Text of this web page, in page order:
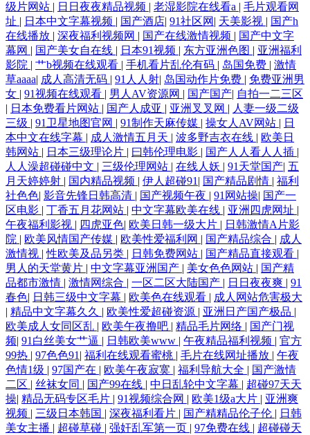
级片网站 | 日日夜夜精品视频 | 老湿影院在线看a | 毛片观看网
址 | 日本中文字幕视频 | 国产酒店| 91社区网 | 天美影视 | 国产h
在线播放 | 深夜福利视频网 | 国产在线激情视频 | 国产中文字
幕网 | 国产美女自在线 | 日本91视频 | 东方亚洲色图 | 亚洲福利
影院 | 艹b视频在线观看 | 手机看片乱伦有码 | 岛国免费 | 激情
草aaaa| 成人高清无码 | 91人人射| 岛国动作片免费 | 免费亚洲男
女 | 91视频在线观看 | 男人AV资源网 | 国产国产| 自拍一二三区
| 日本免费看片网站 | 国产人成亚 | 亚洲叉叉网 | 人妻一级二级
三级 | 91卫星地图官网 | 91制作天麻传媒 | 操女人AV网站 | 日
本中文在线字幕 | 成人激情五月天 | 波多野吉衣在线 | 欧美日
韩网站 | 日本三级理论片 | 曰韩伦理电影 | 国产人人看人人插 |
人人澡超碰碰中文 | 三级伦理网站 | 在线人妖 | 91天堂国产| 五
月天婷婷射 | 国内精品视频 | 伊人超碰91| 国产精品剧情 | 福利
社色色| 影音先锋日韩高清 | 国产视频午夜 | 91网站操| 国产一
区电影 | 丁香五月花网站 | 中文字幕欧美在线 | 亚洲四虎网址 |
午夜福利影视 | 四虎亚色| 欧美日韩一级大片 | 日韩激情A片影
院 | 欧美风情国产传媒 | 欧美性爱福利网 | 国产精品综合 | 成人
激情视 |性欧美及品另类 | 日韩免费网站 | 国产精品直接观看 |
男人的天堂黄片 | 中文字幕亚洲国产 | 美女色色网站 | 国产精
品都市激情 | 激情网综合 | 一区二区大陆国产 | 日日夜夜爽 | 91
春色| 日韩三级中文字幕 | 欧美色在线观看 | 成人网站危害极大
| 精品中文字幕久久 | 欧美性爱超碰资源 | 亚洲日产国产极品 |
欧美成人女同区乱 | 欧美午夜撸吧 | 精品毛片网络 | 国产门视
频| 91白丝美女艹逼 | 日韩欧美www | 午夜精品福利视频 | 官方
99热 | 97色色91| 福利在线观看蜜桃 | 毛片在线网址播放 | 午夜
色情1级 | 97国产在 | 欧美午夜寂寞 | 福利导航大全 | 国产激情
二区 | 丝袜女同 | 国产99在线 | 中日乱轮中文字幕 | 超碰97天天
操| 精品无码专区毛片 | 91视频综合网 | 欧美1级a大片 | 亚洲爽
视频 | 三级日本韩国 | 深夜福利看片 | 国产精精品伦子伦 | 日韩
美女主播 | 超碰草碰 | 强奸乱军第一页 | 97免费在线 | 超碰碰天